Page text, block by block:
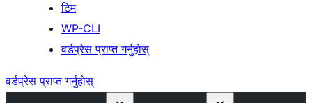
टिम
WP-CLI
वर्डप्रेस प्राप्त गर्नुहोस्
वर्डप्रेस प्राप्त गर्नुहोस्